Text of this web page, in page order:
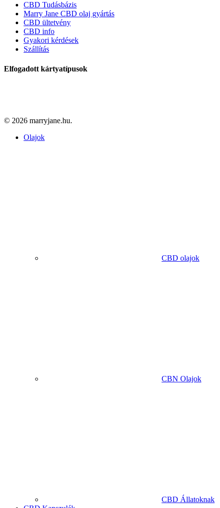
CBD Tudásbázis
Marry Jane CBD olaj gyártás
CBD ültetvény
CBD info
Gyakori kérdések
Szállítás
Elfogadott kártyatípusok
© 2026 marryjane.hu.
Close
Olajok
CBD olajok
CBN Olajok
CBD Állatoknak